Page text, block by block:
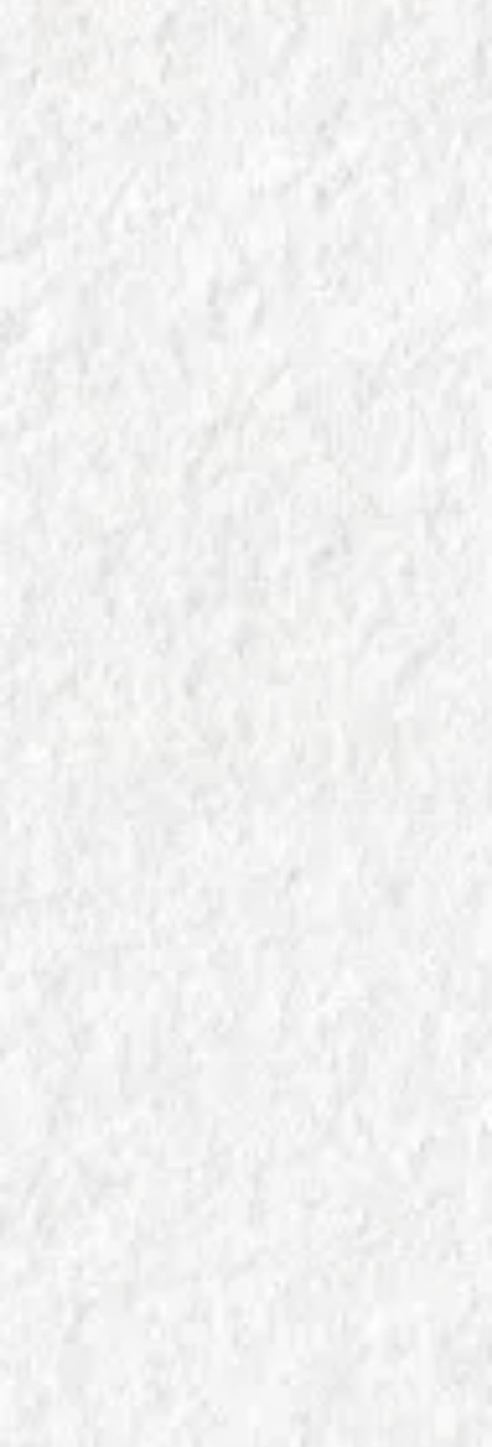
La Storia dei cereali in Italia: Dal farro degli Etruschi
Lievito Madre e Fermentazione: Guida a Pasta Madre,